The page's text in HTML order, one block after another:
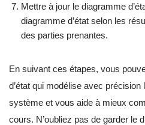
Mettre à jour le diagramme
diagramme d’état selon les
des parties prenantes.
En suivant ces étapes, vous
d’état qui modélise avec précision
système et vous aide à mieux
cours. N’oubliez pas de garder le